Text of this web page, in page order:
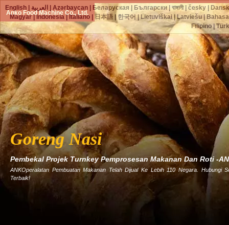
Anko Food Machine Co., Ltd.
Goreng Nasi
Pembekal Projek Turnkey Pemprosesan Makanan Dan Roti -
ANKOperalatan Pembuatan Makanan Telah Dijual Ke Lebih 110 Negara. Hubungi
Terbaik!
English العربية |Azərbaycan Беларуская Български |বাঙ্গালী|česky
Magyar|Indonesia| Italiano| 日本語|한국어|Lietuviškai|Latviešu|
Filipino|